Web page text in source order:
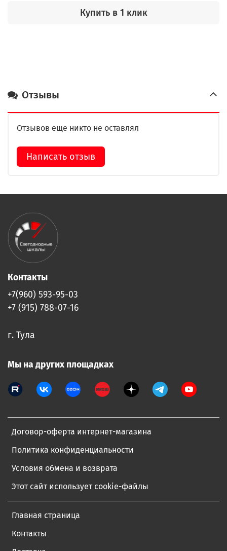
Купить в 1 клик
Отзывы
Отзывов еще никто не оставлял
Написать отзыв
Договор-оферта интернет-магазина
Политика конфиденциальности
Условия обмена и возврата
Этот сайт использует cookie-файлы
Главная страница
Контакты
Контакты
+7(960) 593-95-03
+7 (915) 788-07-16
г. Тула
Мы на других площадках